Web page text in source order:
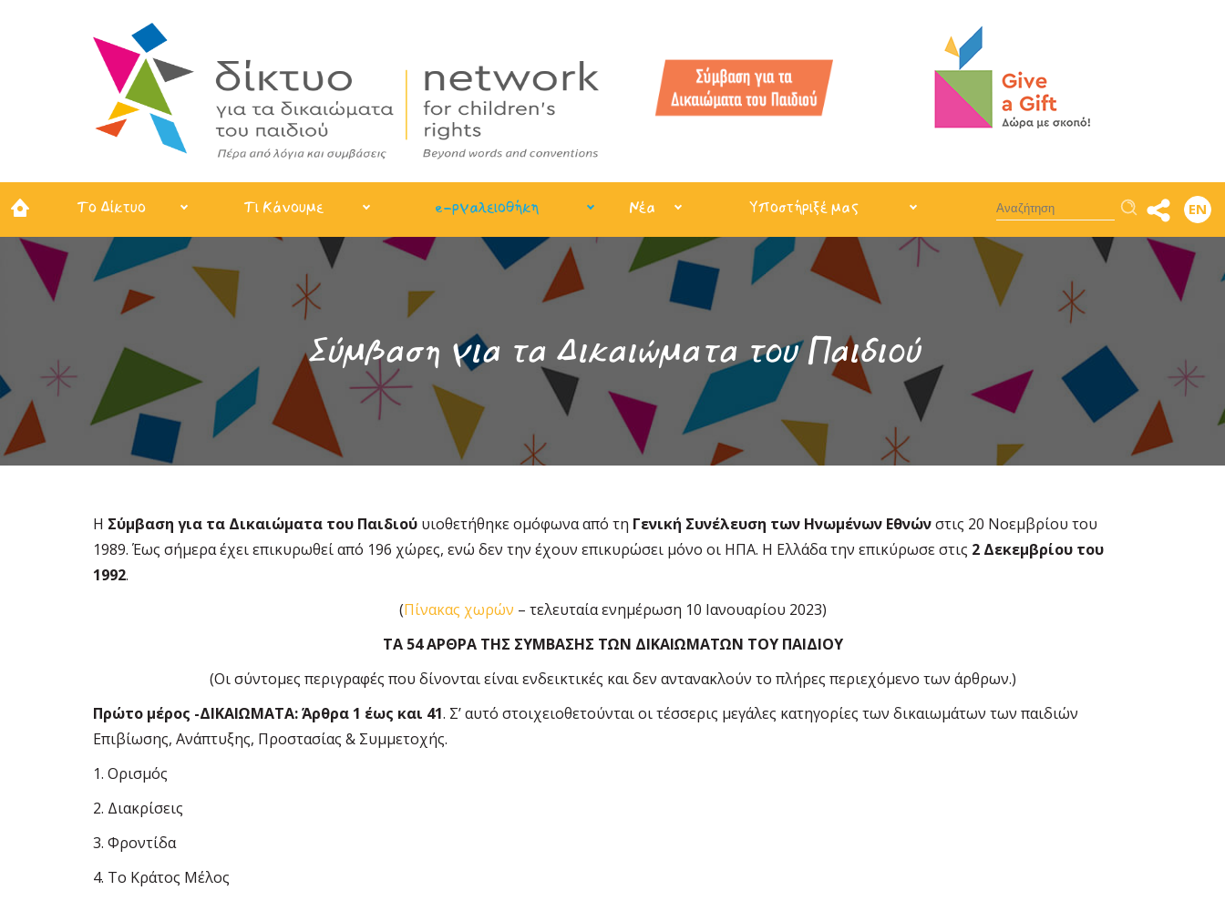
Το Δίκτυο Τι Κάνουμε e-ργαλειοθήκη Νέα Υποστήριξέ μας Αναζήτηση EN
Σύμβαση για τα Δικαιώματα του Παιδιού
Η Σύµβαση για τα Δικαιώµατα του Παιδιού υιοθετήθηκε οµόφωνα από τη Γενική Συνέλευση των Ηνωµένων Εθνώνστις 20 Νοεµβρίου του
1989. Έως σήµερα έχει επικυρωθεί από 196 χώρες, ενώ δεν την έχουν επικυρώσει μόνο οι ΗΠΑ. Η Ελλάδα την επικύρωσε στις 2 Δεκεµβρίου του
1992.
(Πίνακας χωρών – τελευταία ενηµέρωση 10 Ιανουαρίου 2023)
ΤΑ 54 ΑΡΘΡΑ ΤΗΣ ΣΥΜΒΑΣΗΣ ΤΩΝ ΔΙΚΑΙΩΜΑΤΩΝ ΤΟΥ ΠΑΙΔΙΟΥ
(Οι σύντοµες περιγραφές που δίνονται είναι ενδεικτικές και δεν αντανακλούν το πλήρες περιεχόµενο των άρθρων.)
Πρώτο µέρος -ΔΙΚΑΙΩΜΑΤΑ: Άρθρα 1 έως και 41. Σ’ αυτό στοιχειοθετούνται οι τέσσερις µεγάλες κατηγορίες των δικαιωµάτων των παιδιών
Επιβίωσης, Ανάπτυξης, Προστασίας & Συµµετοχής.
1. Ορισµός
2. Διακρίσεις
3. Φροντίδα
4. Το Κράτος Μέλος